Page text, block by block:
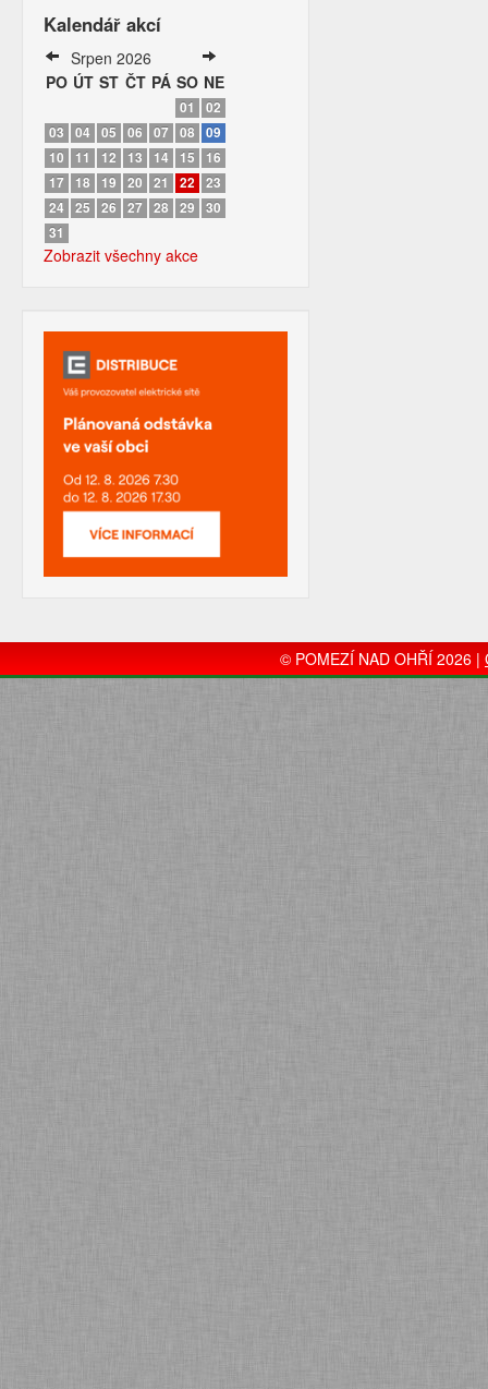
Kalendář akcí
Srpen 2026
PO ÚT ST ČT PÁ SO NE
01
02
03
04 05 06 07 08
09
10
11 12 13 14 15
16
17 18 19 20 21 22
23
24
25 26 27 28 29
30
31
Zobrazit všechny akce
© POMEZÍ NAD OHŘÍ 2026 |